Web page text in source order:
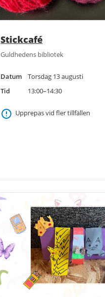
Stickcafé
Guldhedens bibliotek
Datum
Torsdag 13 augusti
Tid
13:00–14:30
Upprepas vid fler tillfällen